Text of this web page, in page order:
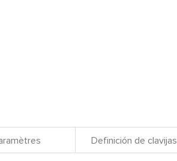
Definición de clavijas